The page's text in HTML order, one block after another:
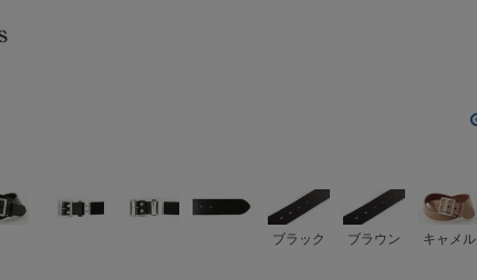
ブラック ブラウン キャメル